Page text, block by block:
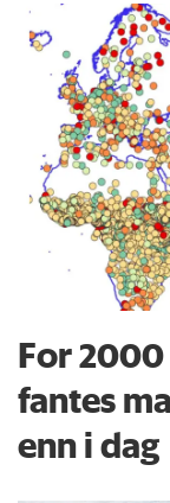
For
fantes
enn i dag